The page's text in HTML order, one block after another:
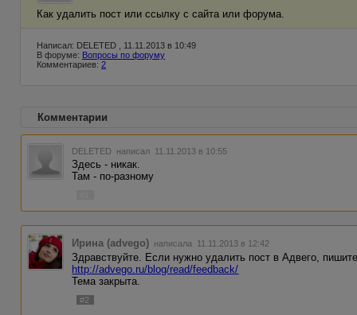
Как удалить пост или ссылку с сайта или форума.
Написал: DELETED , 11.11.2013 в 10:49
В форуме: Вопросы по форуму
Комментариев: 2
Комментарии
DELETED написал 11.11.2013 в 10:55
Здесь - никак.
Там - по-разному
Ирина (advego) написала 11.11.2013 в 12:42
Здравствуйте. Если нужно удалить пост в Адвего,
http://advego.ru/blog/read/feedback/
Тема закрыта.
#2